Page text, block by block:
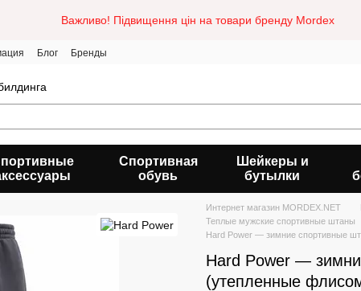
Важливо! Підвищення цін на товари бренду Mordex
Блог Бренды
Спортивная
обувь
Шейкеры и
бутылки
Интернет магазин MORDEX.NET
Теплые мужские спортивные штаны
Hard Power — зимние спортивные
Hard Power —
(утепленные